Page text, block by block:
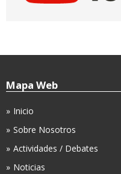
Mapa Web
Inicio
Sobre Nosotros
Actividades / Debates
Noticias